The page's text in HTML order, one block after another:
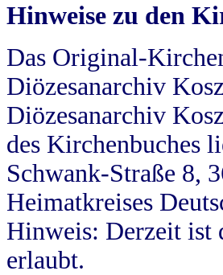
Hinweise zu den
Das Original-
Diözesanarchiv
Diözesanarchiv
des Kirchenbuches
Schwank-Straße 8,
Heimatkreises
Hinweis: Derzeit ist
erlaubt.